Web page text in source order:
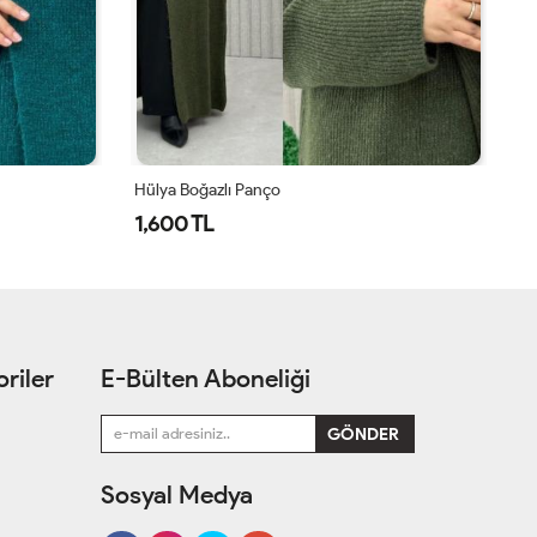
Hülya Boğazlı Panço
1,600 TL
E-Bülten Aboneliği
Sosyal Medya